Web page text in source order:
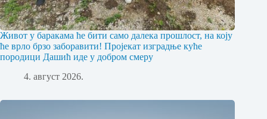
Живот у баракама ће бити само далека прошлост, на коју
ће врло брзо заборавити! Пројекат изградње куће
породици Дашић иде у добром смеру
4. август 2026.